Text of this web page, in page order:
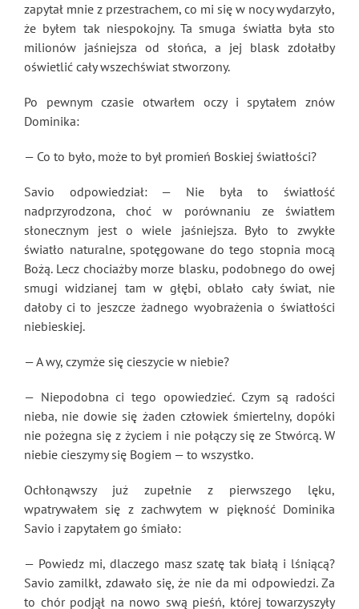
zapytał mnie z przestrachem, co mi się w nocy wydarzyło,
że byłem tak niespokojny. Ta smuga światła była sto
milionów jaśniejsza od słońca, a jej blask zdołałby
oświetlić cały wszechświat stworzony.
Po pewnym czasie otwarłem oczy i spytałem znów
Dominika:
— Co to było, może to był promień Boskiej światłości?
Savio odpowiedział: — Nie była to światłość
nadprzyrodzona, choć w porównaniu ze światłem
słonecznym jest o wiele jaśniejsza. Było to zwykłe
światło naturalne, spotęgowane do tego stopnia mocą
Bożą. Lecz chociażby morze blasku, podobnego do owej
smugi widzianej tam w głębi, oblało cały świat, nie
dałoby ci to jeszcze żadnego wyobrażenia o światłości
niebieskiej.
— A wy, czymże się cieszycie w niebie?
— Niepodobna ci tego opowiedzieć. Czym są radości
nieba, nie dowie się żaden człowiek śmiertelny, dopóki
nie pożegna się z życiem i nie połączy się ze Stwórcą. W
niebie cieszymy się Bogiem — to wszystko.
Ochłonąwszy już zupełnie z pierwszego lęku,
wpatrywałem się z zachwytem w piękność Dominika
Savio i zapytałem go śmiało:
— Powiedz mi, dlaczego masz szatę tak białą i lśniącą?
Savio zamilkł, zdawało się, że nie da mi odpowiedzi. Za
to chór podjął na nowo swą pieśń, której towarzyszyły